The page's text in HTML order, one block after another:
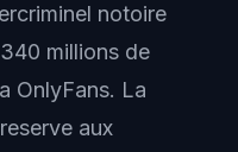
notoire
millions de
OnlyFans. La
aux